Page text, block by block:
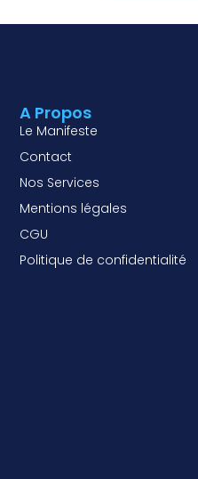
A Propos
Le Manifeste
Contact
Nos Services
Mentions légales
CGU
Politique de confidentialité